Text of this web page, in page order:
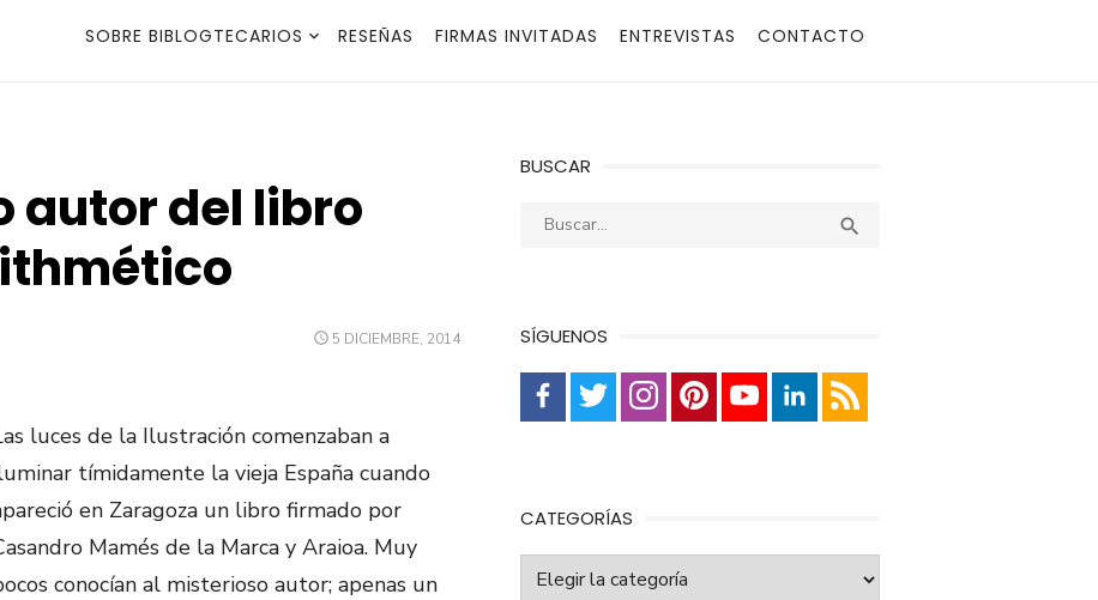
SOBRE BIBLOGTECARIOS RESEÑAS FIRMAS INVITADAS ENTREVISTAS CONTACTO
autor del libro
PUBLICADO
5 DICIEMBRE, 2014
luces de la Ilustración comenzaban a
tímidamente la vieja España cuando
en Zaragoza un libro firmado por
Mamés de la Marca y Araioa. Muy
conocían al misterioso autor; apenas un
BUSCAR
Buscar: 
SÍGUENOS
CATEGORÍAS